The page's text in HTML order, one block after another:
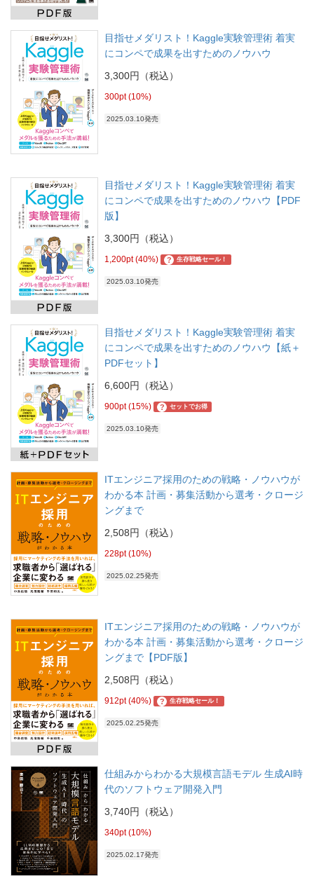
目指せメダリスト！Kaggle実験管理術 着実
にコンペで成果を出すためのノウハウ
3,300円（税込）
300pt (10%)
2025.03.10発売
目指せメダリスト！Kaggle実験管理術 着実
にコンペで成果を出すためのノウハウ【PDF
版】
3,300円（税込）
1,200pt (40%) ? 生存戦略セール！
2025.03.10発売
目指せメダリスト！Kaggle実験管理術 着実
にコンペで成果を出すためのノウハウ【紙＋
PDFセット】
6,600円（税込）
900pt (15%) ? セットでお得
2025.03.10発売
ITエンジニア採用のための戦略・ノウハウが
わかる本 計画・募集活動から選考・クロージ
ングまで
2,508円（税込）
228pt (10%)
2025.02.25発売
ITエンジニア採用のための戦略・ノウハウが
わかる本 計画・募集活動から選考・クロージ
ングまで【PDF版】
2,508円（税込）
912pt (40%) ? 生存戦略セール！
2025.02.25発売
仕組みからわかる大規模言語モデル 生成AI時
代のソフトウェア開発入門
3,740円（税込）
340pt (10%)
2025.02.17発売